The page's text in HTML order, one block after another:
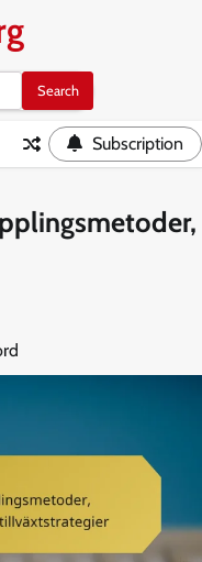
Subscription